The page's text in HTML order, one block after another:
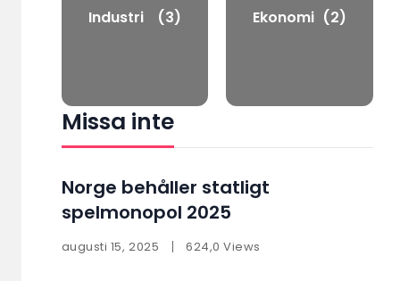
Industri (3) Ekonomi (2)
Missa inte
Norge behåller statligt
spelmonopol 2025
augusti 15, 2025 624,0 Views